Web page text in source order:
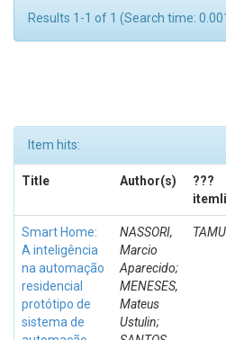
Results 1-1 of 1 (Search time:
Item hits:
Title Author(s)
???
Smart Home:
A inteligência
na automação
residencial
protótipo de
sistema de
NASSORI,
Marcio
Aparecido;
MENESES,
Mateus
Ustulin;